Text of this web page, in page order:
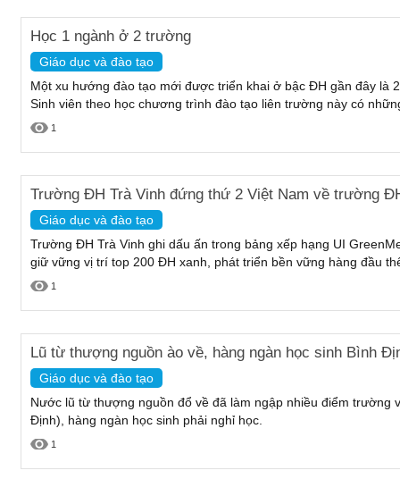
Học 1 ngành ở 2 trường
Giáo dục và đào tạo
Một xu hướng đào tạo mới được triển khai ở bậc ĐH gần đây là
Sinh viên theo học chương trình đào tạo liên trường này có
1
Trường ĐH Trà Vinh đứng thứ 2 Việt Nam về trường
Giáo dục và đào tạo
Trường ĐH Trà Vinh ghi dấu ấn trong bảng xếp hạng UI
giữ vững vị trí top 200 ĐH xanh, phát triển bền vững hàng đầu
1
Lũ từ thượng nguồn ào về, hàng ngàn học sinh Bình
Giáo dục và đào tạo
Nước lũ từ thượng nguồn đổ về đã làm ngập nhiều điểm trường
Định), hàng ngàn học sinh phải nghỉ học.
1